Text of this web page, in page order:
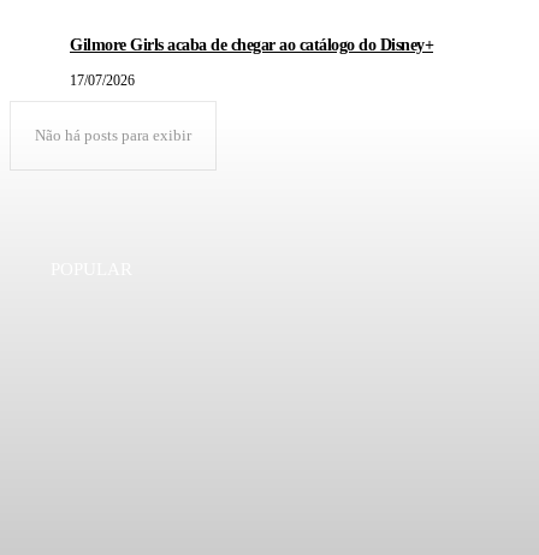
Gilmore Girls acaba de chegar ao catálogo do Disney+
17/07/2026
Não há posts para exibir